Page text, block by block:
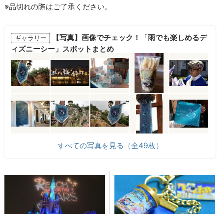
※品切れの際はご了承ください。
ギャラリー
【写真】画像でチェック！「雨でも楽しめるデ
ィズニーシー」スポットまとめ
すべての写真を見る（全49枚）